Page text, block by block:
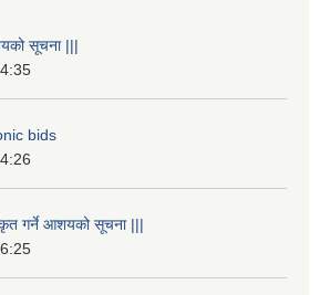
सूचना |||
bids
गर्ने आशयको सूचना |||